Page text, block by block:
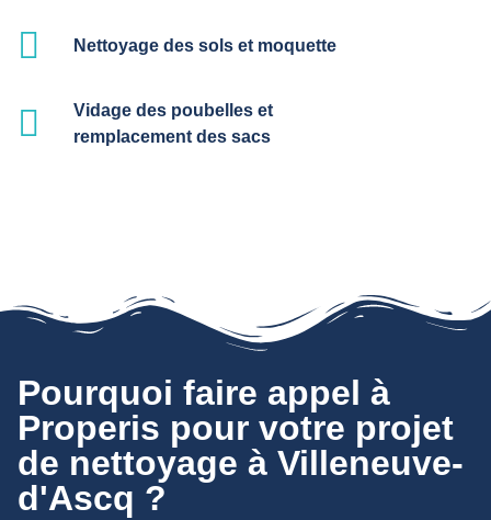
Nettoyage des sols et moquette
Vidage des poubelles et
remplacement des sacs
Pourquoi faire appel à
Properis pour votre projet
de nettoyage à Villeneuve-
d'Ascq ?